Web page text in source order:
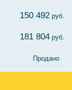
150 492 руб.
181 804 руб.
Продано